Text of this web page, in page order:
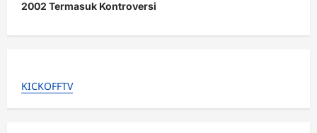
a
v
g
2002 Termasuk Kontroversi
KICKOFFTV